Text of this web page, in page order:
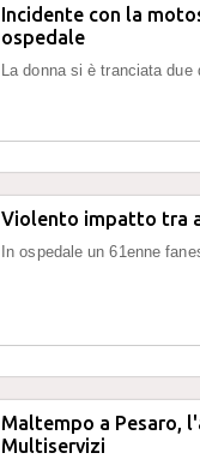
Incidente con la
ospedale
La donna si è tranciata
Violento impatto tra
In ospedale un 61enne
Maltempo a Pesaro,
Multiservizi